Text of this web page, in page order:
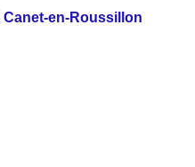
Canet-en-Roussillon